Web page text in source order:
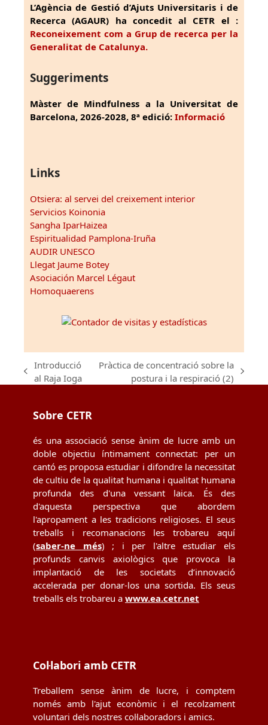
L’Agència de Gestió d’Ajuts Universitaris i de
Recerca (AGAUR) ha concedit al CETR el :
Reconeixement com a Grup de recerca per la
Generalitat de Catalunya.
Suggeriments
Màster de Mindfulness a la Universitat de
Barcelona, 2026-2028, 8ª edició: Informació
Links
Otsiera: al servei del creixement interior
Servicios Koinonia
Sangha IparHaizea
Espiritualidad Pamplona-Iruña
AUDIR UNESCO
Llegat Jaume Botey
Asociación Marcel Légaut
Homoquaerens
previous
Introducció
al Raja Ioga
Pràctica de concentració sobre la
postura i la respiració (2)
Sobre CETR
és una associació sense ànim de lucre amb un
doble objectiu íntimament connectat: per un
cantó es proposa estudiar i difondre la necessitat
de cultiu de la qualitat humana i qualitat humana
profunda des d'una vessant laica. És des
d'aquesta perspectiva que abordem
l'apropament a les tradicions religioses. El seus
treballs i recomanacions les trobareu aquí
(saber-ne més) ; i per l'altre estudiar els
profunds canvis axiològics que provoca la
implantació de les societats d’innovació
accelerada per donar-los una sortida. Els seus
treballs els trobareu a www.ea.cetr.net
Col·labori amb CETR
Treballem sense ànim de lucre, i comptem
només amb l'ajut econòmic i el recolzament
voluntari dels nostres col·laboradors i amics.